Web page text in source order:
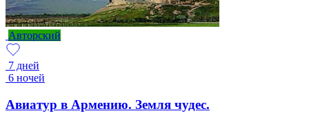
Авторский
7 дней
6 ночей
Авиатур в Армению. Земля чудес.